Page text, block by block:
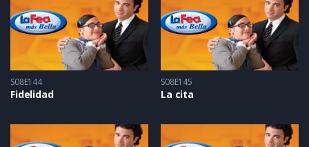
S08E144
Fidelidad
S08E145
La cita